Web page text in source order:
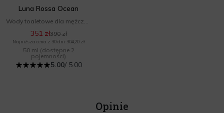
Luna Rossa Ocean
351 zł390 zł
Najniższa cena z 30 dni: 304,20 zł
50 ml (dostępne 2
pojemności)
5.00/ 5.00
Opinie